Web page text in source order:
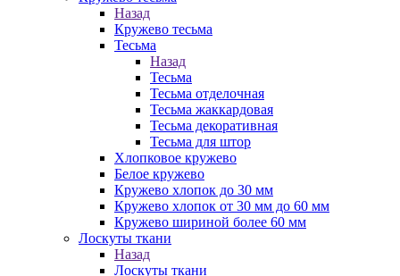
Назад
Кружево тесьма
Тесьма
Назад
Тесьма
Тесьма отделочная
Тесьма жаккардовая
Тесьма декоративная
Тесьма для штор
Хлопковое кружево
Белое кружево
Кружево хлопок до 30 мм
Кружево хлопок от 30 мм до 60 мм
Кружево шириной более 60 мм
Лоскуты ткани
Назад
Лоскуты ткани